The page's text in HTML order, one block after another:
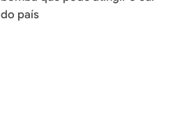
do país